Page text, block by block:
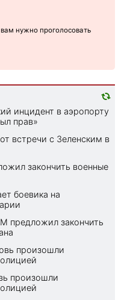
нужно проголосовать
инцидент в аэропорту
прав»
встречи с Зеленским в
закончить военные
боевика на
предложил закончить
произошли
произошли